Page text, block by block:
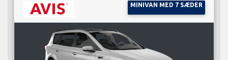
MINIVAN MED 7 SÆDER